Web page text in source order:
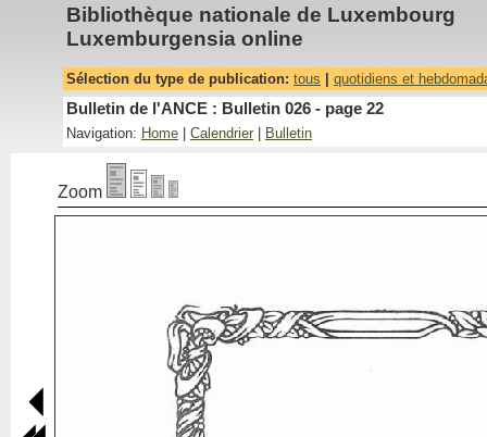
Bibliothèque nationale de Luxembourg
Luxemburgensia online
Sélection du type de publication: tous quotidiens et
Bulletin de l'ANCE : Bulletin 026 - page 22
Navigation: Home Calendrier Bulletin
Zoom